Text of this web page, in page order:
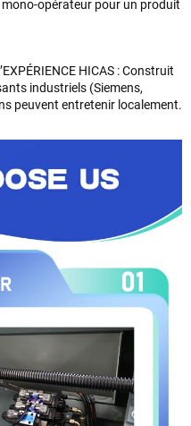
opérateur pour un produit
HICAS : Construit
industriels (Siemens,
peuvent entretenir localement.